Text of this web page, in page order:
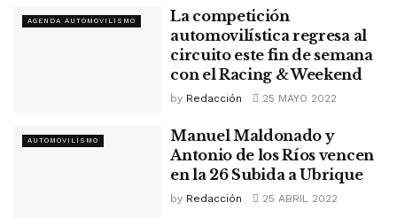
AGENDA AUTOMOVILISMO
La competición
automovilística regresa al
circuito este fin de semana
con el Racing & Weekend
by Redacción 25 MAYO 2022
AUTOMOVILISMO
Manuel Maldonado y
Antonio de los Ríos vencen
en la 26 Subida a Ubrique
by Redacción 25 ABRIL 2022